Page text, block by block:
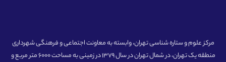
مرکز علوم و ستاره شناسی تهران، وابسته به معاونت اجتماعی و فرهنگی شهرداری
منطقه یک تهران، در شمال تهران در سال 1379 در زمینی به مساحت 6000 متر مربع و